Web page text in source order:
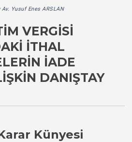
Av. Yusuf Enes ARSLAN
VERGISI
İTHAL
İADE
DANIŞTAY
Künyesi